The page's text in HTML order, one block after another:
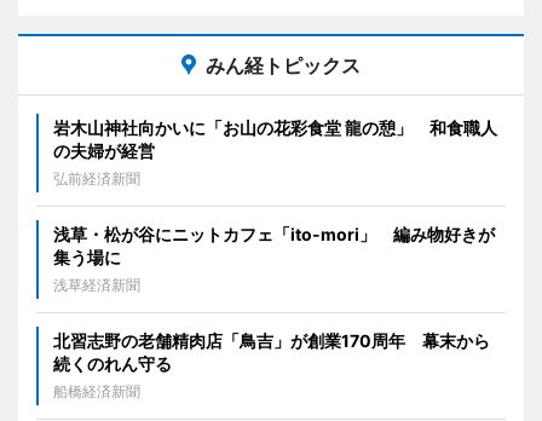
みん経トピックス
岩木山神社向かいに「お山の花彩食堂 龍の憩」 和食職人
の夫婦が経営
弘前経済新聞
浅草・松が谷にニットカフェ「ito-mori」 編み物好きが
集う場に
浅草経済新聞
北習志野の老舗精肉店「鳥吉」が創業170周年 幕末から
続くのれん守る
船橋経済新聞